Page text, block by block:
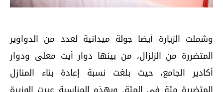
وشملت الزيارة أيضا جولة ميدانية لعدد من الدواوير
المتضررة من الزلزال، من بينها دوار أيت معلى ودوار
أكادير الجامع، حيث بلغت نسبة إعادة بناء المنازل